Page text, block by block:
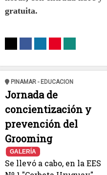
gratuita.
PINAMAR - EDUCACION
Jornada de
concientización y
prevención del
Grooming
GALERÍA
Se llevó a cabo, en la EES